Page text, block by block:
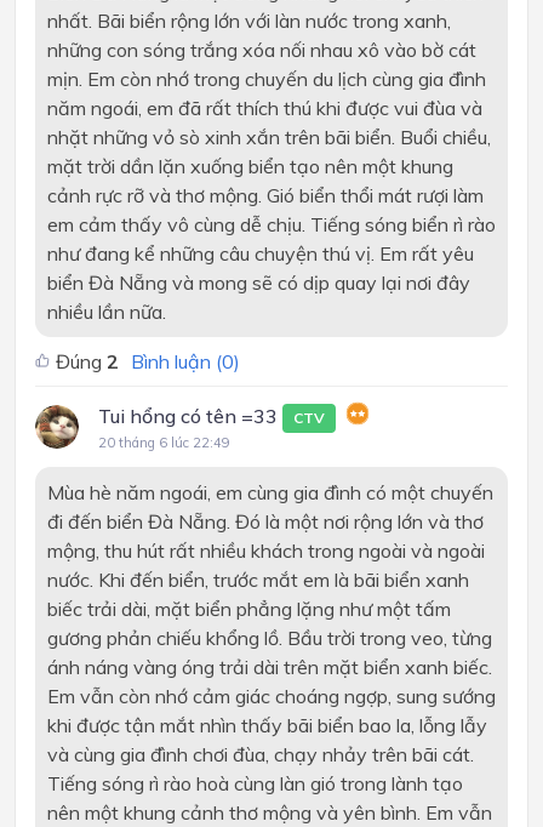
nhất. Bãi biển rộng lớn với làn nước trong xanh,
những con sóng trắng xóa nối nhau xô vào bờ cát
mịn. Em còn nhớ trong chuyến du lịch cùng gia đình
năm ngoái, em đã rất thích thú khi được vui đùa và
nhặt những vỏ sò xinh xắn trên bãi biển. Buổi chiều,
mặt trời dần lặn xuống biển tạo nên một khung
cảnh rực rỡ và thơ mộng. Gió biển thổi mát rượi làm
em cảm thấy vô cùng dễ chịu. Tiếng sóng biển rì rào
như đang kể những câu chuyện thú vị. Em rất yêu
biển Đà Nẵng và mong sẽ có dịp quay lại nơi đây
nhiều lần nữa.
Đúng 2 Bình luận (0)
Tui hổng có tên =33 CTV
20 tháng 6 lúc 22:49
Mùa hè năm ngoái, em cùng gia đình có một chuyến
đi đến biển Đà Nẵng. Đó là một nơi rộng lớn và thơ
mộng, thu hút rất nhiều khách trong ngoài và ngoài
nước. Khi đến biển, trước mắt em là bãi biển xanh
biếc trải dài, mặt biển phẳng lặng như một tấm
gương phản chiếu khổng lồ. Bầu trời trong veo, từng
ánh náng vàng óng trải dài trên mặt biển xanh biếc.
Em vẫn còn nhớ cảm giác choáng ngợp, sung sướng
khi được tận mắt nhìn thấy bãi biển bao la, lỗng lẫy
và cùng gia đình chơi đùa, chạy nhảy trên bãi cát.
Tiếng sóng rì rào hoà cùng làn gió trong lành tạo
nên một khung cảnh thơ mộng và yên bình. Em vẫn